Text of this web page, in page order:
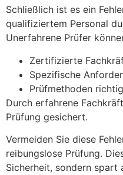
Schließlich ist es ein
qualifiziertem Personal
Unerfahrene Prüfer
Zertifizierte
Spezifische
Prüfmethoden
Durch erfahrene
Prüfung gesichert.
Vermeiden Sie diese
reibungslose Prüfung.
Sicherheit, sondern spart